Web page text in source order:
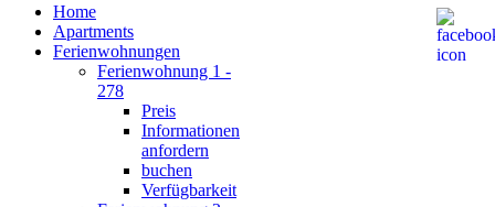
Home
Apartments
Ferienwohnungen
Ferienwohnung 1 -
278
Preis
Informationen
anfordern
buchen
Verfügbarkeit